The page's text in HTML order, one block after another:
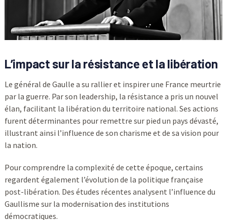
L’impact sur la résistance et la libération
Le général de Gaulle a su rallier et inspirer une France meurtrie
par la guerre. Par son leadership, la résistance a pris un nouvel
élan, facilitant la libération du territoire national. Ses actions
furent déterminantes pour remettre sur pied un pays dévasté,
illustrant ainsi l’influence de son charisme et de sa vision pour
la nation.
Pour comprendre la complexité de cette époque, certains
regardent également l’évolution de la politique française
post-libération. Des études récentes analysent l’influence du
Gaullisme sur la modernisation des institutions
démocratiques.